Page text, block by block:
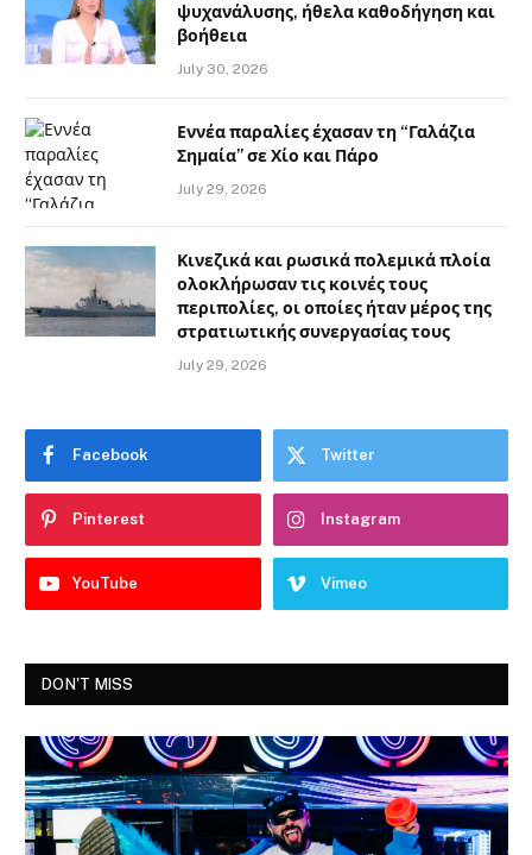
ψυχανάλυσης, ήθελα καθοδήγηση και
βοήθεια
July 30, 2026
Εννέα παραλίες έχασαν τη “Γαλάζια
Σημαία” σε Χίο και Πάρο
July 29, 2026
Κινεζικά και ρωσικά πολεμικά πλοία
ολοκλήρωσαν τις κοινές τους
περιπολίες, οι οποίες ήταν μέρος της
στρατιωτικής συνεργασίας τους
July 29, 2026
Facebook Twitter
Pinterest Instagram
YouTube Vimeo
DON'T MISS